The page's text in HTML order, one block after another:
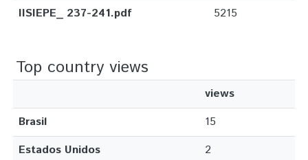
IISIEPE_ 237-241.pdf
5215
Top country views
views
Brasil
15
Estados Unidos
2